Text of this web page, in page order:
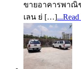
ขายอาคารพาณิ
เลน ย่ […]